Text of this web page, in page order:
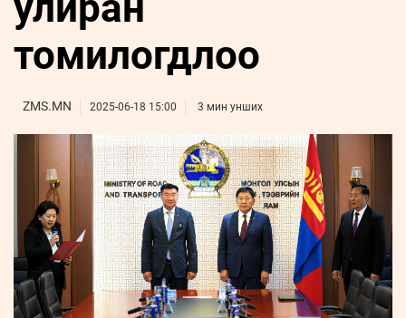
Бизнес
Leaderships
forum
УРЛАГ
ТӨВ
томилогдлоо
ZMS.MN 2025-06-18 15:00 3 мин унших